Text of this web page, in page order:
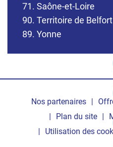
71. Saône-et-Loire
90. Territoire de Belfort
89. Yonne
de
page
Nos partenaires
Plan du site
Utilisation des